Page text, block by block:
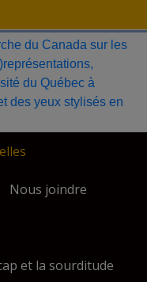
Nous joindre
et la sourditude